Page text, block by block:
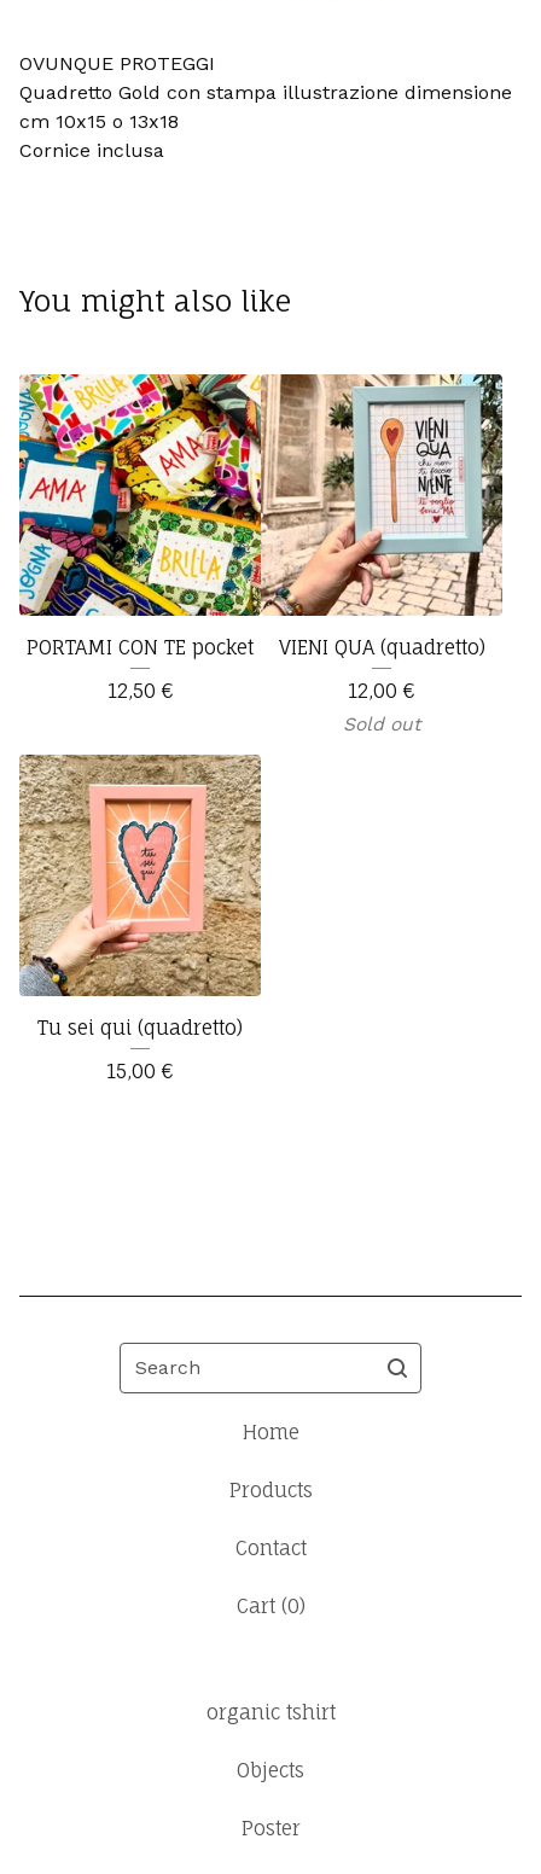
OVUNQUE PROTEGGI
Quadretto Gold con stampa illustrazione dimensione
cm 10x15 o 13x18
Cornice inclusa
You might also like
PORTAMI CON TE pocket
12,50 €
VIENI QUA (quadretto)
12,00 €
Sold out
Tu sei qui (quadretto)
15,00 €
Search
Home
Products
Contact
Cart (0)
organic tshirt
Objects
Poster